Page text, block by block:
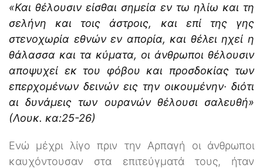
«Και θέλουσιν είσθαι σημεία εν τω ηλίω και τη
σελήνη και τοις άστροις, και επί της γης
στενοχωρία εθνών εν απορία, και θέλει ηχεί η
θάλασσα και τα κύματα, οι άνθρωποι θέλουσιν
αποψυχεί εκ του φόβου και προσδοκίας των
επερχομένων δεινών εις την οικουμένην· διότι
αι δυνάμεις των ουρανών θέλουσι σαλευθή»
(Λουκ. κα:25-26)
Ενώ μέχρι λίγο πριν την Αρπαγή οι άνθρωποι
καυχόντουσαν στα επιτεύγματά τους, ήταν